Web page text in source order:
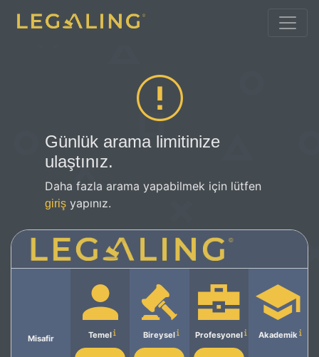
Günlük arama limitinize
ulaştınız.
Daha fazla arama yapabilmek için lütfen
giriş yapınız.
Misafir Temel Bireysel Profesyonel Akademik